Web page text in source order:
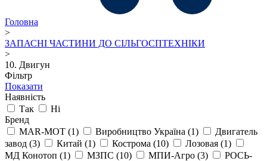
Головна
>
ЗАПАСНІ ЧАСТИНИ ДО СІЛЬГОСПТЕХНІКИ
>
10. Двигун
Фільтр
Показати
Наявність
Так
Ні
Бренд
MAR-MOT (1) Виробництво Україна (1)
Двигатель
завод (3) Китай (1) Кострома (10) Лозовая (1)
МД Конотоп (1) МЗПС (10) МПИ-Агро (3)
РОСЬ-